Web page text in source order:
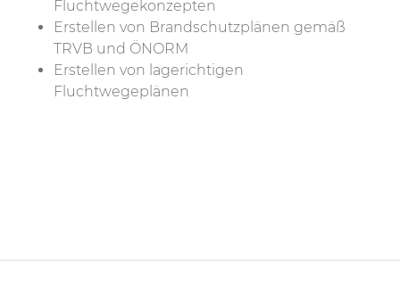
Fluchtwegekonzepten
Erstellen von Brandschutzplänen gemäß
TRVB und ÖNORM
Erstellen von lagerichtigen
Fluchtwegeplänen